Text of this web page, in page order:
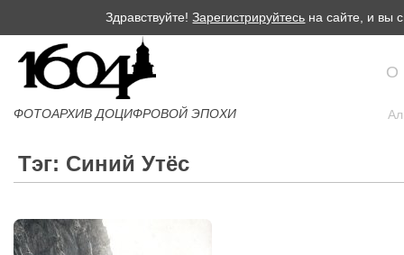
Здравствуйте!Зарегистрируйтесь на сайте, и вы
ФОТОАРХИВ ДОЦИФРОВОЙ ЭПОХИ
О
Тэг: Синий Утёс